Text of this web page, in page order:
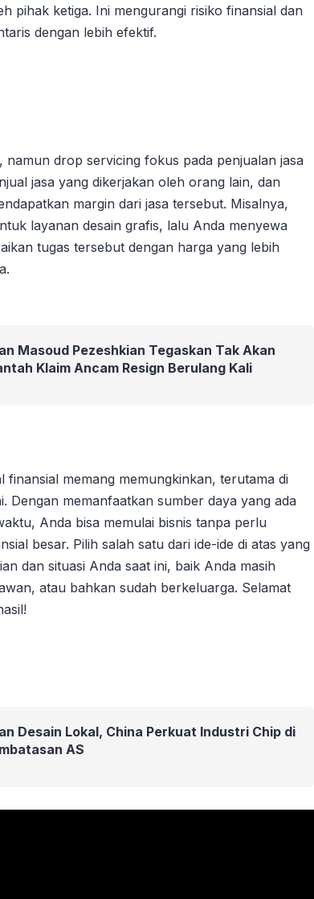
pihak ketiga. Ini mengurangi risiko finansial dan
dengan lebih efektif.
namun drop servicing fokus pada penjualan jasa
jasa yang dikerjakan oleh orang lain, dan
margin dari jasa tersebut. Misalnya,
layanan desain grafis, lalu Anda menyewa
tugas tersebut dengan harga yang lebih
Masoud Pezeshkian Tegaskan Tak Akan
Klaim Ancam Resign Berulang Kali
finansial memang memungkinkan, terutama di
Dengan memanfaatkan sumber daya yang ada
Anda bisa memulai bisnis tanpa perlu
besar. Pilih salah satu dari ide-ide di atas yang
dan situasi Anda saat ini, baik Anda masih
atau bahkan sudah berkeluarga. Selamat
Desain Lokal, China Perkuat Industri Chip di
AS